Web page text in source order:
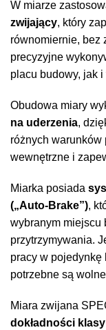
W miarze
zwijający, który
równomiernie, bez
precyzyjne
placu budowy, jak
Obudowa miary
na uderzenia,
różnych warunków
wewnętrzne i
Miarka posiada
(„Auto-Brake”),
wybranym miejscu
przytrzymywania.
pracy w
potrzebne są
Miara zwijana
dokładności